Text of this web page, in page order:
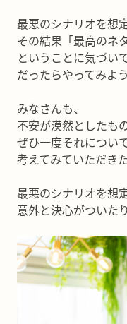
最悪のシナリオを想
その結果「最高のネ
ということに気づいて
だったらやってみよ
みなさんも、
不安が漠然としたも
ぜひ一度それについ
考えてみていただき
最悪のシナリオを想
意外と決心がついた